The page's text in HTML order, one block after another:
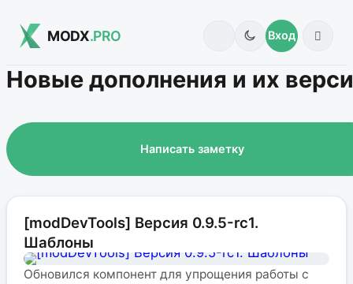
MODX.PRO Вход
Новые дополнения и их
Написать заметку
[modDevTools] Версия 0.9.5-rc1.
Шаблоны
Обновился компонент для упрощения работы с